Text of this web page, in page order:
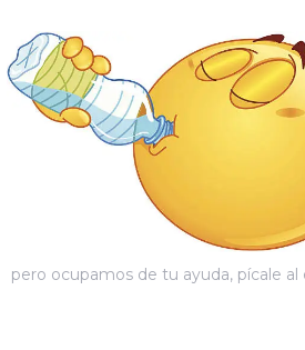
pero ocupamos de tu ayuda, pícale al